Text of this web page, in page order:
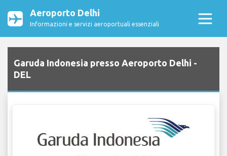
Aeroporto Delhi
Informazioni e servizi aeroportuali essenziali
Garuda Indonesia presso Aeroporto Delhi -
DEL